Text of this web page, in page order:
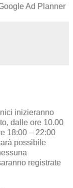
Ad Planner
inizieranno
dalle ore 10.00
18:00 – 22:00
possibile
registrate